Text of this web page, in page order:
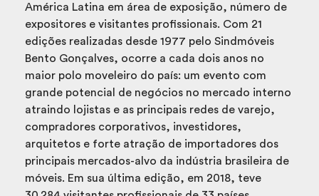
América Latina em área de exposição, número de
expositores e visitantes profissionais. Com 21
edições realizadas desde 1977 pelo Sindmóveis
Bento Gonçalves, ocorre a cada dois anos no
maior polo moveleiro do país: um evento com
grande potencial de negócios no mercado interno
atraindo lojistas e as principais redes de varejo,
compradores corporativos, investidores,
arquitetos e forte atração de importadores dos
principais mercados-alvo da indústria brasileira de
móveis. Em sua última edição, em 2018, teve